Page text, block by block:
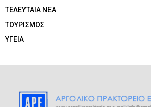
ΤΕΛΕΥΤΑΙΑ ΝΕΑ
ΤΟΥΡΙΣΜΟΣ
ΥΓΕΙΑ